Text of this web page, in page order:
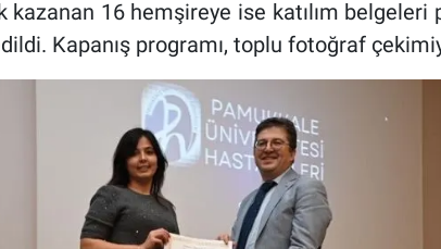
kazanan 16 hemşireye ise katılım belgeleri
Kapanış programı, toplu fotoğraf